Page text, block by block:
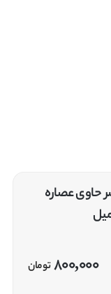
حاوی عصاره
800,000تومان